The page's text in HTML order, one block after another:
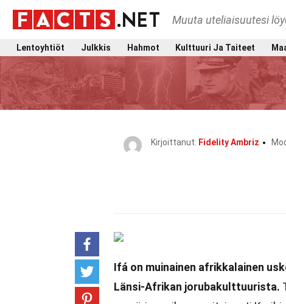
Muuta uteliaisuutesi
Lentoyhtiöt Julkkis Hahmot Kulttuuri Ja Taiteet
Kirjoittanut: Fidelity Ambriz
Ifá on muinainen afrikkalainen
Länsi-Afrikan jorubakulttuurista.